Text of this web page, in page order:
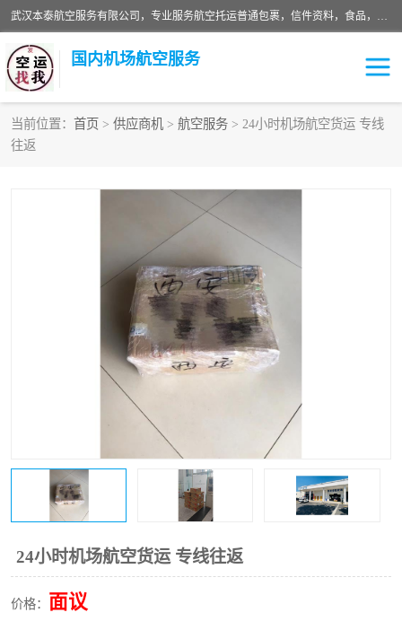
武汉本泰航空服务有限公司，专业服务航空托运普通包裹，信件资料，食品，服装，快消品等运输的专线空运，完善的网络服务确保为客户提供准确、*、安全的“门对门”服务，本着“诚信为本、精诚合作”的服务宗旨.“以安全运输为保障，以运价合理要求市场”的经营理念。武汉机场货运、武汉航空物流、武汉空运、武汉天河国际机场东方、南方、国际航空、机场空运业务覆盖国内二三线机场城市，如：武汉-敦煌、武汉-柳州等
国内机场航空服务
当前位置： 首页 > 供应商机 > 航空服务 > 24小时机场航空货运 专线
往返
24小时机场航空货运 专线往返
价格： 面议
航空服务